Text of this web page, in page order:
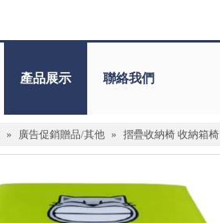
產品展示 聯絡我們
» 廣告促銷贈品/其他 » 摺疊收納椅 收納箱椅